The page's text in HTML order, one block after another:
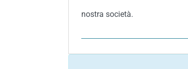
nostra società.